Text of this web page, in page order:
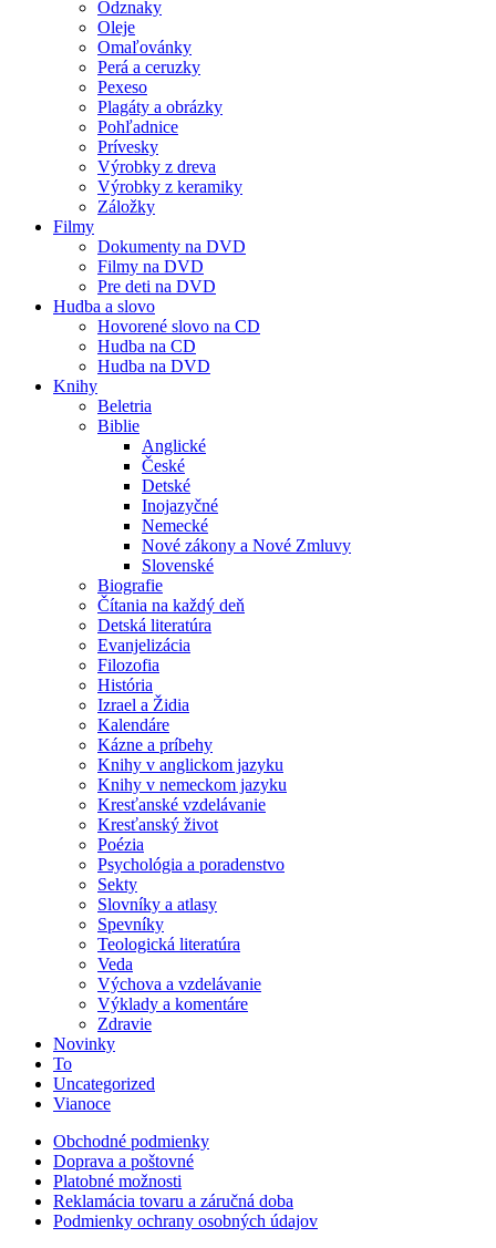
Odznaky
Oleje
Omaľovánky
Perá a ceruzky
Pexeso
Plagáty a obrázky
Pohľadnice
Prívesky
Výrobky z dreva
Výrobky z keramiky
Záložky
Filmy
Dokumenty na DVD
Filmy na DVD
Pre deti na DVD
Hudba a slovo
Hovorené slovo na CD
Hudba na CD
Hudba na DVD
Knihy
Beletria
Biblie
Anglické
České
Detské
Inojazyčné
Nemecké
Nové zákony a Nové Zmluvy
Slovenské
Biografie
Čítania na každý deň
Detská literatúra
Evanjelizácia
Filozofia
História
Izrael a Židia
Kalendáre
Kázne a príbehy
Knihy v anglickom jazyku
Knihy v nemeckom jazyku
Kresťanské vzdelávanie
Kresťanský život
Poézia
Psychológia a poradenstvo
Sekty
Slovníky a atlasy
Spevníky
Teologická literatúra
Veda
Výchova a vzdelávanie
Výklady a komentáre
Zdravie
Novinky
To
Uncategorized
Vianoce
Obchodné podmienky
Doprava a poštovné
Platobné možnosti
Reklamácia tovaru a záručná doba
Podmienky ochrany osobných údajov